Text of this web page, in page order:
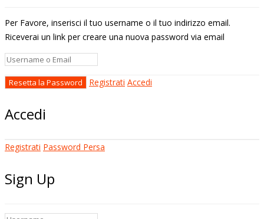
Per Favore, inserisci il tuo username o il tuo indirizzo email.
Riceverai un link per creare una nuova password via email
Registrati Accedi
Accedi
Registrati Password Persa
Sign Up